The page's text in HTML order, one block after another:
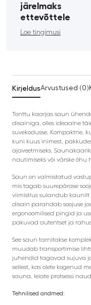
järelmaks
ettevõttele
Loe tingimusi
KirjeldusArvustused (0)
Tonttu kaarjas saun
disainiga, olles ideaalne
suvekodusse.
kuni kuus inimest,
ajaveetmiseks.
nautimiseks või värske õhu
Saun on valmistatud
mis tagab suurepärase
viimistlus sulandub kaunilt
disain parandab soojuse
ergonoomilised pingid ja
pakuvad autentset ja
See saun tarnitakse
muudab transportimise
juhendid tagavad sujuva
sellest, kas olete kogenud
sauna, leiate protsessi
Tehnilised andmed: